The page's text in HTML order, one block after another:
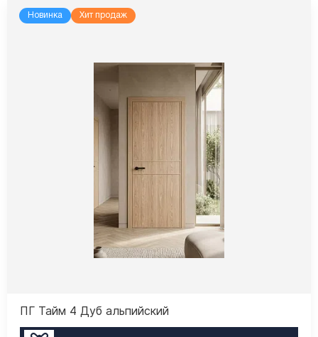
Новинка Хит продаж
ПГ Тайм 4 Дуб альпийский